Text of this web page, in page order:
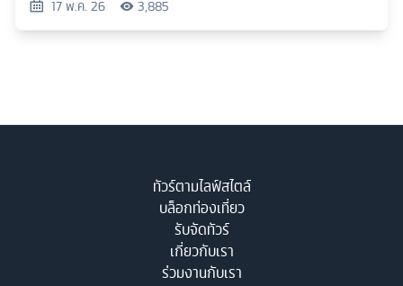
17 พ.ค. 26 3,885
ทัวร์ตามไลฟ์สไตล์
บล็อกท่องเที่ยว
รับจัดทัวร์
เกี่ยวกับเรา
ร่วมงานกับเรา